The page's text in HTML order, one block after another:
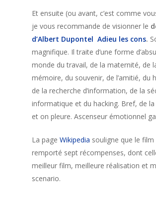
Et ensuite (ou avant, c’est comme
je vous recommande de visionner le
d’Albert Dupontel Adieu les cons.
magnifique. Il traite d’une forme
monde du travail, de la maternité, de
mémoire, du souvenir, de l’amitié, du
de la recherche d’information, de la
informatique et du hacking. Bref, de
et on pleure. Ascenseur émotionnel
La page Wikipedia souligne que le film
remporté sept récompenses, dont
meilleur film, meilleure réalisation et
scenario.